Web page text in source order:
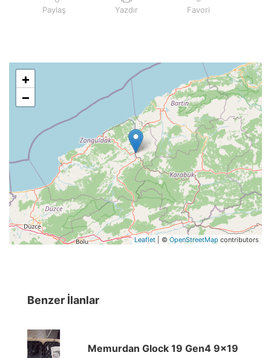
Paylaş Yazdır Favori
+
−
Leaflet | © OpenStreetMap contributors
Benzer İlanlar
Memurdan Glock 19 Gen4 9×19